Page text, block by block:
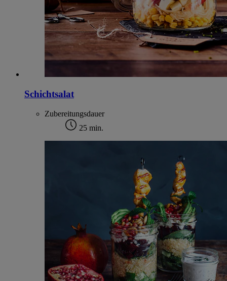
Schichtsalat
Zubereitungsdauer
25 min.